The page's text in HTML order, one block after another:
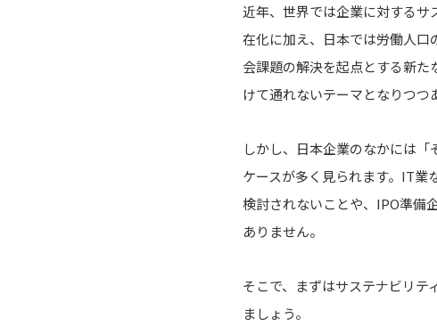
近年、世界では企業に対するサ
在化に加え、日本では労働人口
会課題の解決を起点とする新
けて通れないテーマとなりつつ
しかし、日本企業のなかには
ケースが多く見られます。IT業
検討されないことや、IPO準備
ありません。
そこで、まずはサステナビリ
ましょう。